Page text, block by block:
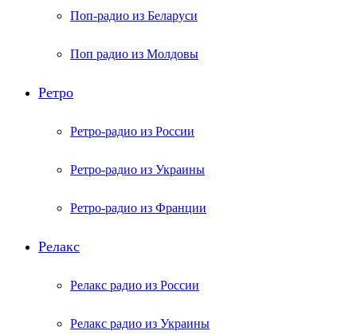
Поп-радио из Беларуси
Поп радио из Молдовы
Ретро
Ретро-радио из России
Ретро-радио из Украины
Ретро-радио из Франции
Релакс
Релакс радио из России
Релакс радио из Украины